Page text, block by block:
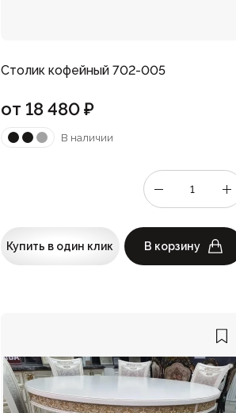
Столик кофейный 702-005
от 18 480₽
В наличии
Купить в один клик В корзину